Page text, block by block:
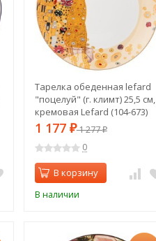
Тарелка обеденная lefard
"поцелуй" (г. климт) 25,5 см,
кремовая Lefard (104-673)
1 177 ₽1 277₽
0
В корзину
В наличии